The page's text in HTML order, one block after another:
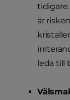
är
leda till